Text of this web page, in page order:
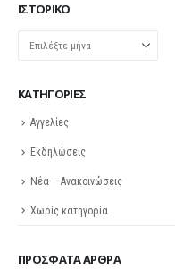
ΙΣΤΟΡΙΚΌ
Ιστορικό
KΑΤΗΓΟΡΊΕΣ
Αγγελίες
Εκδηλώσεις
Νέα – Ανακοινώσεις
Χωρίς κατηγορία
ΠΡΌΣΦΑΤΑ ΆΡΘΡΑ